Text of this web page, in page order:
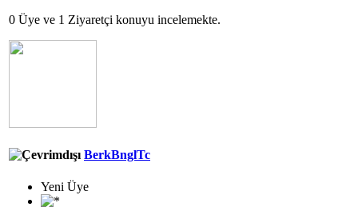
0 Üye ve 1 Ziyaretçi konuyu incelemekte.
BerkBnglTc
Yeni Üye